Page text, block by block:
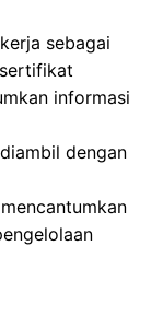
sebagai
informasi
dengan